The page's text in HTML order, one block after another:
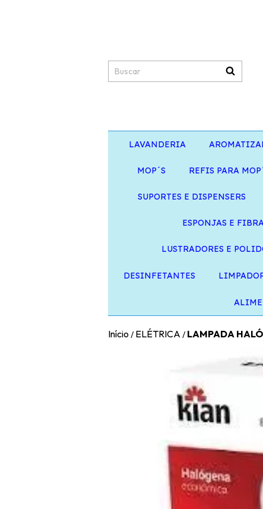
LAVANDERIA
MOP´S REFIS PARA
SUPORTES E DISPENSERS
ESPONJAS E
LUSTRADORES E
DESINFETANTES
Início / ELÉTRICA / LAMPADA